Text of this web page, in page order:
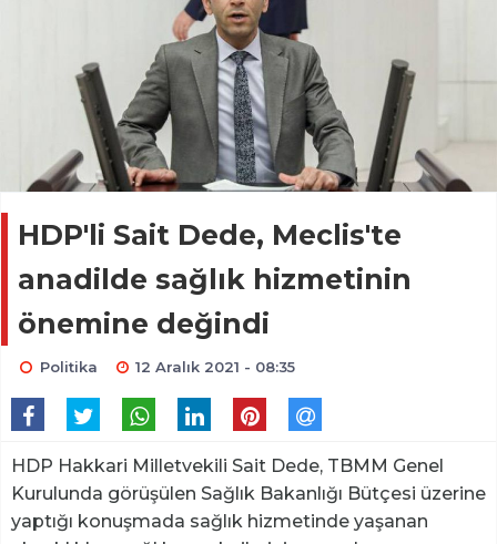
HDP'li Sait Dede, Meclis'te
anadilde sağlık hizmetinin
önemine değindi
Politika 12 Aralık 2021 - 08:35
HDP Hakkari Milletvekili Sait Dede, TBMM Genel
Kurulunda görüşülen Sağlık Bakanlığı Bütçesi üzerine
yaptığı konuşmada sağlık hizmetinde yaşanan